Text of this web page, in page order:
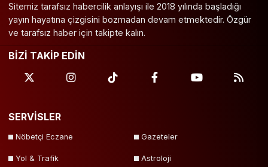
Sitemiz tarafsız habercilik anlayışı ile 2018 yılında başladığı
yayın hayatına çizgisini bozmadan devam etmektedir. Özgür
ve tarafsız haber için takipte kalın.
BİZİ TAKİP EDİN
SERVİSLER
Nöbetçi Eczane Gazeteler
Yol & Trafik Astroloji